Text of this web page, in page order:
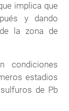
implica que
y dando
la zona de
condiciones
estadios
de Pb